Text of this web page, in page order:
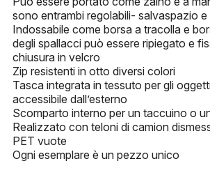
sono entrambi regolabili- salvaspazio e
Indossabile come borsa a tracolla e
degli spallacci può essere ripiegato e
chiusura in velcro
Zip resistenti in otto diversi colori
Tasca integrata in tessuto per gli
accessibile dall’esterno
Scomparto interno per un taccuino o
Realizzato con teloni di camion
PET vuote
Ogni esemplare è un pezzo unico